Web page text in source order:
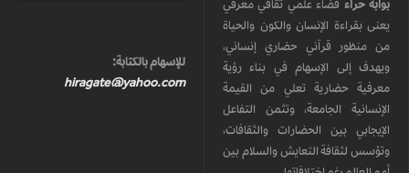
بوابة حراء فضاء علمي ثقافي معرفي
يعنى بقراءة الإنسان والكون والحياة
من منظور قرآني حضاري إنساني،
ويهدف إلى الإسهام في بناء رؤية
معرفية حضارية تعلي من القيمة
الإنسانية الجامعة، وتثمن التفاعل
الإيجابي بين الحضارات والثقافات،
وتؤسس لثقافة التعايش والسلام بين
للإسهام بالكتابة:
hiragate@yahoo.com